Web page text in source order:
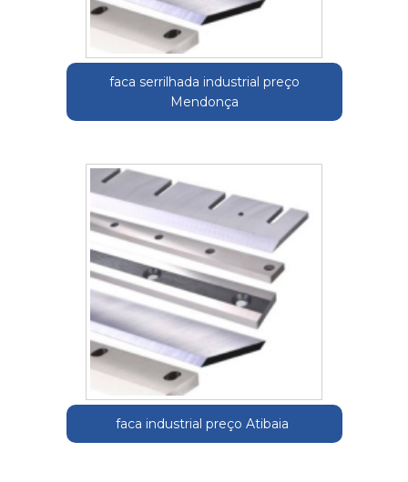
faca serrilhada industrial preço
Mendonça
faca industrial preço Atibaia